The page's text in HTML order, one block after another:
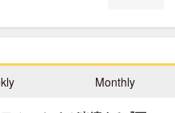
Monthly